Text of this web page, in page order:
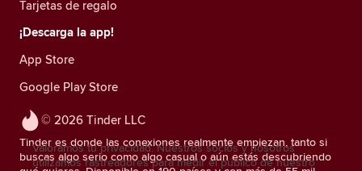
© 2026 Tinder LLC
Tinder es donde las conexiones realmente empiezan, tanto si
buscas algo serio como algo casual o aún estás descubriendo
Tarjetas de regalo
¡Descarga la app!
App Store
Google Play Store
Valoramos tu privacidad. Nuestros socios y nosotros
utilizamos rastreadores para medir el público de nuestro